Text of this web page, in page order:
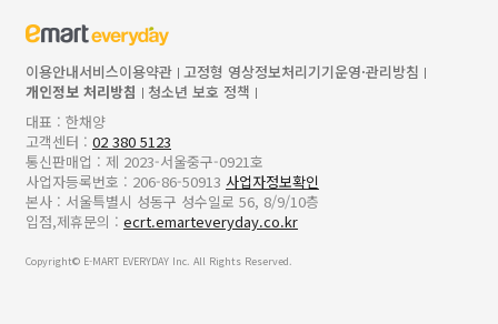
이용안내서비스이용약관 고정형 영상정보처리기기운영·관리방침
개인정보 처리방침
청소년 보호 정책
대표 : 한채양
고객센터 : 02 380 5123
통신판매업 : 제 2023-서울중구-0921호
사업자등록번호 : 206-86-50913 사업자정보확인
본사 : 서울특별시 성동구 성수일로 56, 8/9/10층
입점,제휴문의 : ecrt.emarteveryday.co.kr
Copyright© E-MART EVERYDAY Inc. All Rights Reserved.